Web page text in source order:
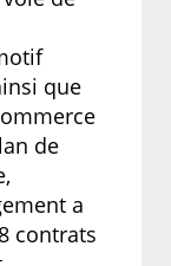
que
de
a
contrats